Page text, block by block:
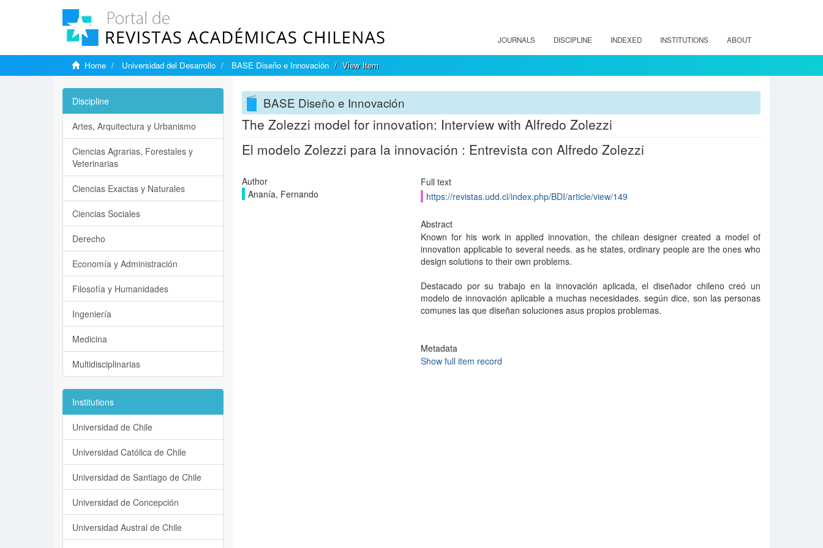
JOURNALS DISCIPLINE INDEXED INSTITUTIONS ABOUT
Home Universidad del Desarrollo BASE Diseño e Innovación View Item
BASE Diseño e Innovación
The Zolezzi model for innovation: Interview with Alfredo Zolezzi
El modelo Zolezzi para la innovación : Entrevista con Alfredo Zolezzi
Author
Ananía, Fernando
Full text
https://revistas.udd.cl/index.php/BDI/article/view/149
Abstract
Known for his work in applied innovation, the chilean designer created a model of
innovation applicable to several needs. as he states, ordinary people are the ones who
design solutions to their own problems.
Destacado por su trabajo en la innovación aplicada, el diseñador chileno creó un
modelo de innovación aplicable a muchas necesidades. según dice, son las personas
comunes las que diseñan soluciones asus propios problemas.
Metadata
Show full item record
Discipline
Artes, Arquitectura y Urbanismo
Ciencias Agrarias, Forestales y
Veterinarias
Ciencias Exactas y Naturales
Ciencias Sociales
Derecho
Economía y Administración
Filosofía y Humanidades
Ingeniería
Medicina
Multidisciplinarias
Institutions
Universidad de Chile
Universidad Católica de Chile
Universidad de Santiago de Chile
Universidad de Concepción
Universidad Austral de Chile